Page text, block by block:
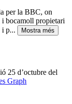
per la BBC, on
i bocamoll propietari
i p...
Mostra més
25 d’octubre del
Graph